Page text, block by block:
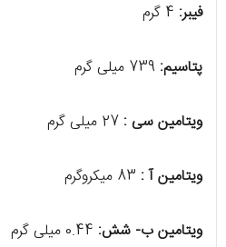
فیبر:
پتاسیم:
ویتامین سی : 27 میلی گرم
ویتامین آ :
ویتامین ب- شش: